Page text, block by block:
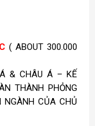
( ABOUT 300.000
& CHÂU Á – KẾ
THÀNH PHỎNG
NGÀNH CỦA CHỦ